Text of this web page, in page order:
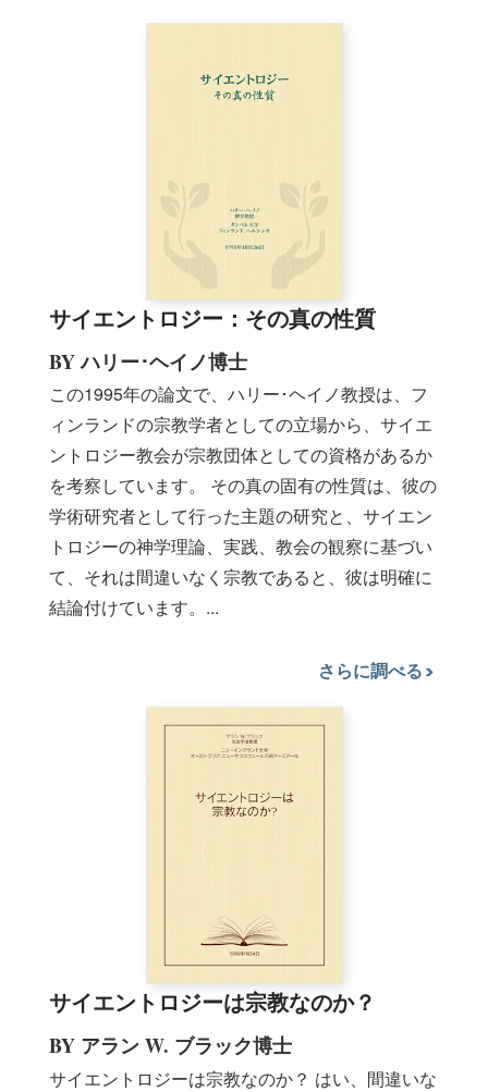
サイエントロジー：その真の性質
BY ハリー･ヘイノ博士
この1995年の論文で、ハリー･ヘイノ教授は、フ
ィンランドの宗教学者としての立場から、サイエ
ントロジー教会が宗教団体としての資格があるか
を考察しています。 その真の固有の性質は、彼の
学術研究者として行った主題の研究と、サイエン
トロジーの神学理論、実践、教会の観察に基づい
て、それは間違いなく宗教であると、彼は明確に
結論付けています。...
さらに調べる
サイエントロジーは宗教なのか？
BY アラン W. ブラック博士
サイエントロジーは宗教なのか？ はい、間違いな